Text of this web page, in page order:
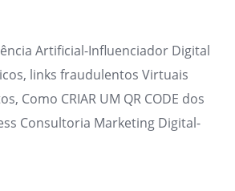
Artificial-Influenciador Digital
links fraudulentos Virtuais
Como CRIAR UM QR CODE dos
Consultoria Marketing Digital-